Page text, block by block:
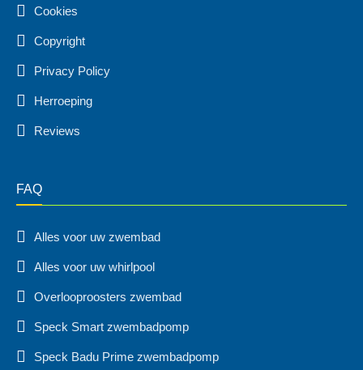
Cookies
Copyright
Privacy Policy
Herroeping
Reviews
FAQ
Alles voor uw zwembad
Alles voor uw whirlpool
Overlooproosters zwembad
Speck Smart zwembadpomp
Speck Badu Prime zwembadpomp